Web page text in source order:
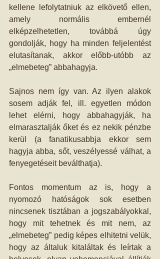
kellene lefolytatniuk az elkövető ellen,
amely normális embernél
elképzelhetetlen, továbbá úgy
gondolják, hogy ha minden feljelentést
elutasítanak, akkor előbb-utóbb az
„elmebeteg” abbahagyja.
Sajnos nem így van. Az ilyen alakok
sosem adják fel, ill. egyetlen módon
lehet elérni, hogy abbahagyják, ha
elmarasztalják őket és ez nekik pénzbe
kerül (a fanatikusabbja ekkor sem
hagyja abba, sőt, veszélyessé válhat, a
fenyegetéseit beválthatja).
Fontos momentum az is, hogy a
nyomozó hatóságok sok esetben
nincsenek tisztában a jogszabályokkal,
hogy mit tehetnek és mit nem, az
„elmebeteg” pedig képes elhitetni velük,
hogy az általuk kitaláltak és leírtak a